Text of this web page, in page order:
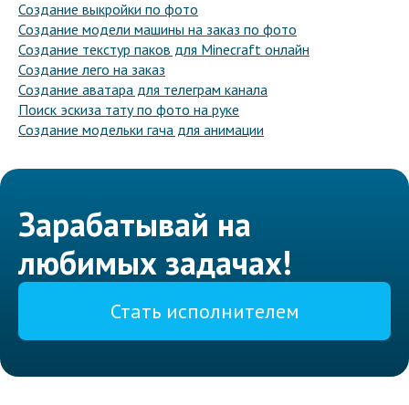
Создание выкройки по фото
Создание модели машины на заказ по фото
Создание текстур паков для Minecraft онлайн
Создание лего на заказ
Создание аватара для телеграм канала
Поиск эскиза тату по фото на руке
Создание модельки гача для анимации
Зарабатывай на
любимых задачах!
Стать исполнителем